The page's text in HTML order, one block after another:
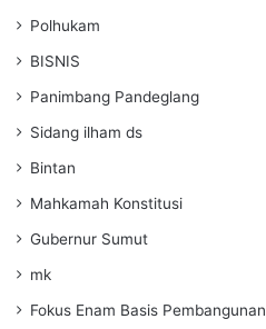
Polhukam
BISNIS
Panimbang Pandeglang
Sidang ilham ds
Bintan
Mahkamah Konstitusi
Gubernur Sumut
mk
Fokus Enam Basis Pembangunan